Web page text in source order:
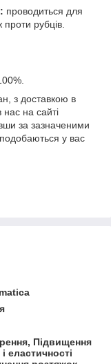
проводиться для
рубців.
з доставкою в
на сайті
за зазначеними
у вас
Підвищення
еластичності